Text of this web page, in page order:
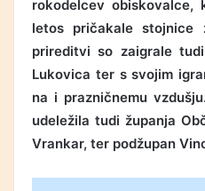
rokodelcev
letos pričakale stojnice
prireditvi so zaigrale
Lukovica ter s svojim
na i prazničnemu
udeležila tudi županja
Vrankar, ter podžupan